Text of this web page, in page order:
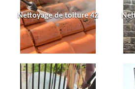
Nettoyage de toiture 42